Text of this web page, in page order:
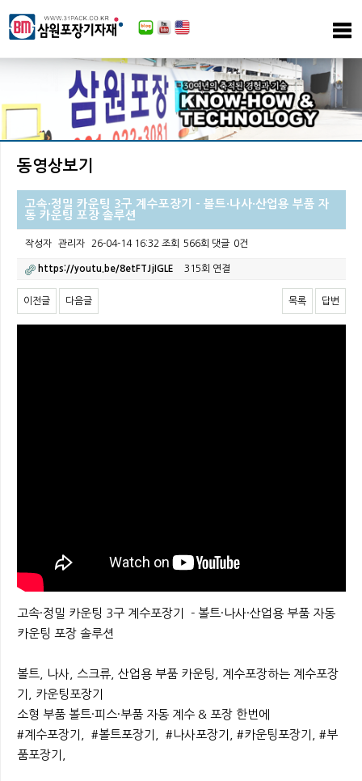
동영상보기
고속·정밀 카운팅 3구 계수포장기 - 볼트·나사·산업용 부품 자
동 카운팅 포장 솔루션
작성자 관리자 26-04-14 16:32 조회 566회 댓글 0건
https://youtu.be/8etFTJjIGLE 315회 연결
이전글 다음글 목록 답변
고속·정밀 카운팅 3구 계수포장기 - 볼트·나사·산업용 부품 자동
카운팅 포장 솔루션
볼트, 나사, 스크류, 산업용 부품 카운팅, 계수포장하는 계수포장
기, 카운팅포장기
소형 부품 볼트·피스·부품 자동 계수 & 포장 한번에
#계수포장기, #볼트포장기, #나사포장기, #카운팅포장기, #부
품포장기,